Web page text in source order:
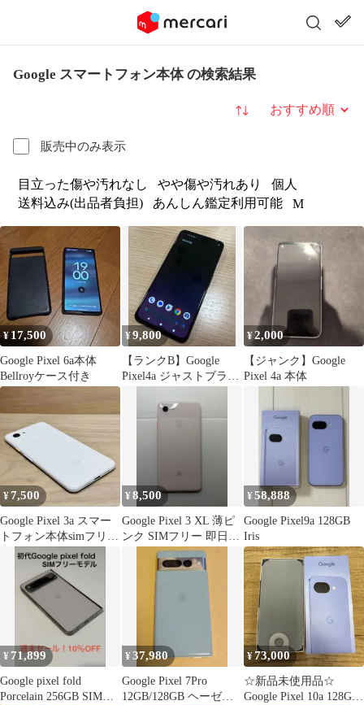
Google スマートフォン本体 の検索結果
販売中のみ表示
並び替え
目立った傷や汚れなし やや傷や汚れあり
個人
送料込み(出品者負担)
あんしん鑑定利用可能 M
¥ 17,500
Google Pixel 6a本体
Bellroyケース付き
¥9,800
【ランクB】Google
Pixel4a ジャストブラッ
¥2,000
【ジャンク】Google
Pixel 4a 本体
¥7,500
Google Pixel 3a スマー
トフォン本体simフリー
B1891
¥8,500
Google Pixel 3 XL 薄ピ
ンク SIMフリー 即日発
¥58,888
Google Pixel9a 128GB
Iris
¥ 71,899
Google pixel fold
Porcelain 256GB SIMフ
¥37,980
Google Pixel 7Pro
12GB/128GB ヘーゼル
¥73,000
☆新品未使用品☆
Google Pixel 10a 128GB